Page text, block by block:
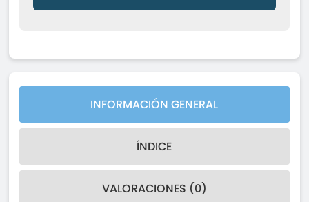
INFORMACIÓN GENERAL
ÍNDICE
VALORACIONES (0)